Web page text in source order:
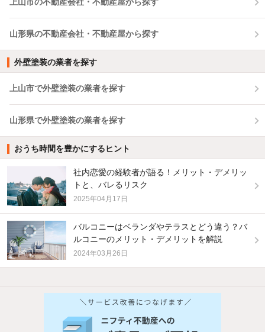
山形県の不動産会社・不動産屋から探す
外壁塗装の業者を探す
上山市で外壁塗装の業者を探す
山形県で外壁塗装の業者を探す
おうち時間を豊かにするヒント
社内恋愛の経験者が語る！メリット・デメリッ
トと、バレるリスク
2025年04月17日
バルコニーはベランダやテラスとどう違う？バ
ルコニーのメリット・デメリットを解説
2024年03月26日
バス・トイレ別 2階以上
新着物件メール通知